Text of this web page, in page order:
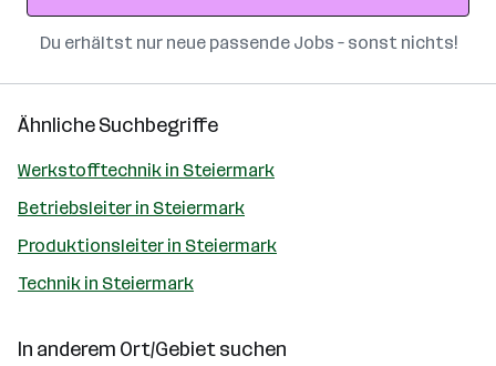
Du erhältst nur neue passende Jobs – sonst nichts!
Ähnliche Suchbegriffe
Werkstofftechnik in Steiermark
Betriebsleiter in Steiermark
Produktionsleiter in Steiermark
Technik in Steiermark
In anderem Ort/Gebiet suchen